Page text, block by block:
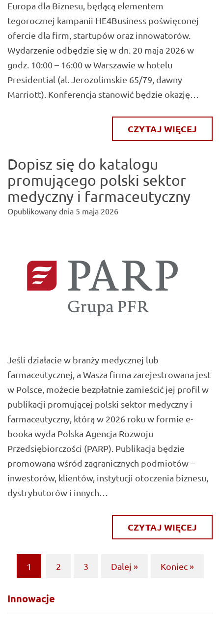
Europa dla Biznesu, będącą elementem
tegorocznej kampanii HE4Business poświęconej
ofercie dla firm, startupów oraz innowatorów.
Wydarzenie odbędzie się w dn. 20 maja 2026 w
godz. 10:00 – 16:00 w Warszawie w hotelu
Presidential (al. Jerozolimskie 65/79, dawny
Marriott). Konferencja stanowić będzie okazję…
CZYTAJ WIĘCEJ
Dopisz się do katalogu
promującego polski sektor
medyczny i farmaceutyczny
Opublikowany dnia 5 maja 2026
Jeśli działacie w branży medycznej lub
farmaceutycznej, a Wasza firma zarejestrowana jest
w Polsce, możecie bezpłatnie zamieścić jej profil w
publikacji promującej polski sektor medyczny i
farmaceutyczny, którą w 2026 roku w formie e-
booka wyda Polska Agencja Rozwoju
Przedsiębiorczości (PARP). Publikacja będzie
promowana wśród zagranicznych podmiotów –
inwestorów, klientów, instytucji otoczenia biznesu,
dystrybutorów i innych…
CZYTAJ WIĘCEJ
1
2 3 Dalej » Koniec »
Innowacje